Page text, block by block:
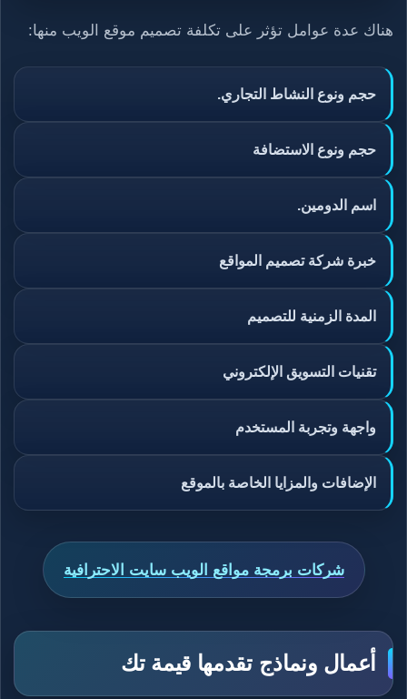
هناك عدة عوامل تؤثر على تكلفة تصميم موقع الويب منها:
حجم ونوع النشاط التجاري.
حجم ونوع الاستضافة
اسم الدومين.
خبرة شركة تصميم المواقع
المدة الزمنية للتصميم
تقنيات التسويق الإلكتروني
واجهة وتجربة المستخدم
الإضافات والمزايا الخاصة بالموقع
شركات برمجة مواقع الويب سايت الاحترافية
أعمال ونماذج تقدمها قيمة تك